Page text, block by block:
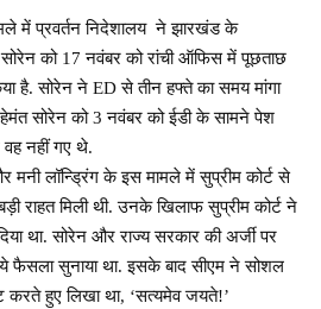
में प्रवर्तन निदेशालय ने झारखंड के
को 17 नवंबर को रांची ऑफिस में पूछताछ
है. सोरेन ने ED से तीन हफ्ते का समय मांगा
सोरेन को 3 नवंबर को ईडी के सामने पेश
वह नहीं गए थे.
मनी लॉन्ड्रिंग के इस मामले में सुप्रीम कोर्ट से
राहत मिली थी. उनके खिलाफ सुप्रीम कोर्ट ने
था. सोरेन और राज्य सरकार की अर्जी पर
ये फैसला सुनाया था. इसके बाद सीएम ने सोशल
करते हुए लिखा था, ‘सत्यमेव जयते!’